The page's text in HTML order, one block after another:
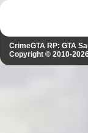
CrimeGTA RP: GTA
Copyright © 2010-